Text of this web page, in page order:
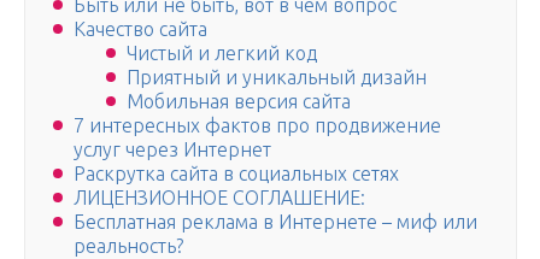
Быть или не быть, вот в чем вопрос
Качество сайта
Чистый и легкий код
Приятный и уникальный дизайн
Мобильная версия сайта
7 интересных фактов про продвижение
услуг через Интернет
Раскрутка сайта в социальных сетях
ЛИЦЕНЗИОННОЕ СОГЛАШЕНИЕ:
Бесплатная реклама в Интернете – миф или
реальность?